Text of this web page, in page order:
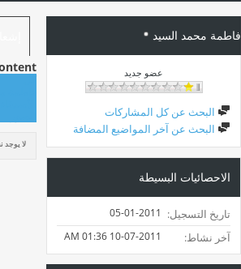
فاطمة محمد السيد
عضو جديد
البحث عن كل المشاركات
البحث عن آخر المواضيع المضافة
الاحصائيات البسيطة
تاريخ التسجيل 05-01-2011
آخر نشاط 10-07-2011
01:36 AM
لا